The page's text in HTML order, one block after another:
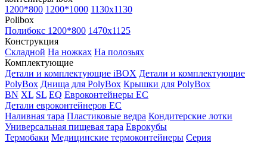
1200*800 1200*1000 1130x1130
Polibox
Полибокс 1200*800 1470х1125
Конструкция
Складной На ножках На полозьях
Комплектующие
Детали и комплектующие iBOX Детали и комплектующие
PolyBox Днища для PolyBox Крышки для PolyBox
BN XL SL EQ Евроконтейнеры EC
Детали евроконтейнеров EC
Наливная тара Пластиковые ведра Кондитерские лотки
Универсальная пищевая тара Еврокубы
Термобаки Медицинские термоконтейнеры Серия